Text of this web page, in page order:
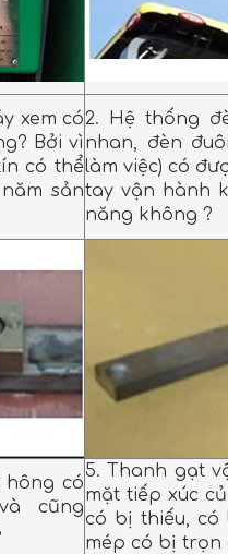
xem có
Bởi vì
có thể
sản
2. Hệ thống
nhan, đèn
làm việc) có
tay vận hành
năng không ?
có
cũng
5. Thanh gạt
mặt tiếp xúc
có bị thiếu, có
mép có bị trọn